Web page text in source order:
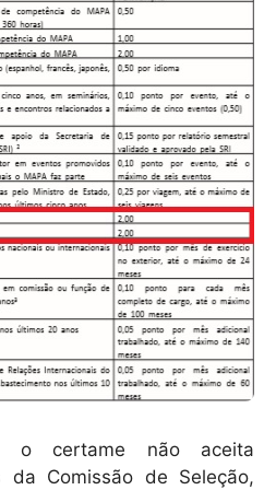
o certame não aceita
da Comissão de Seleção,